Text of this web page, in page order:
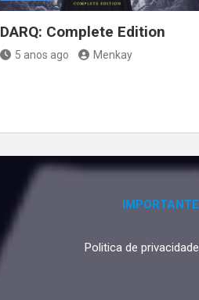
DARQ: Complete Edition
5 anos ago Menkay
IMPORTANTE
Politica de privacidade